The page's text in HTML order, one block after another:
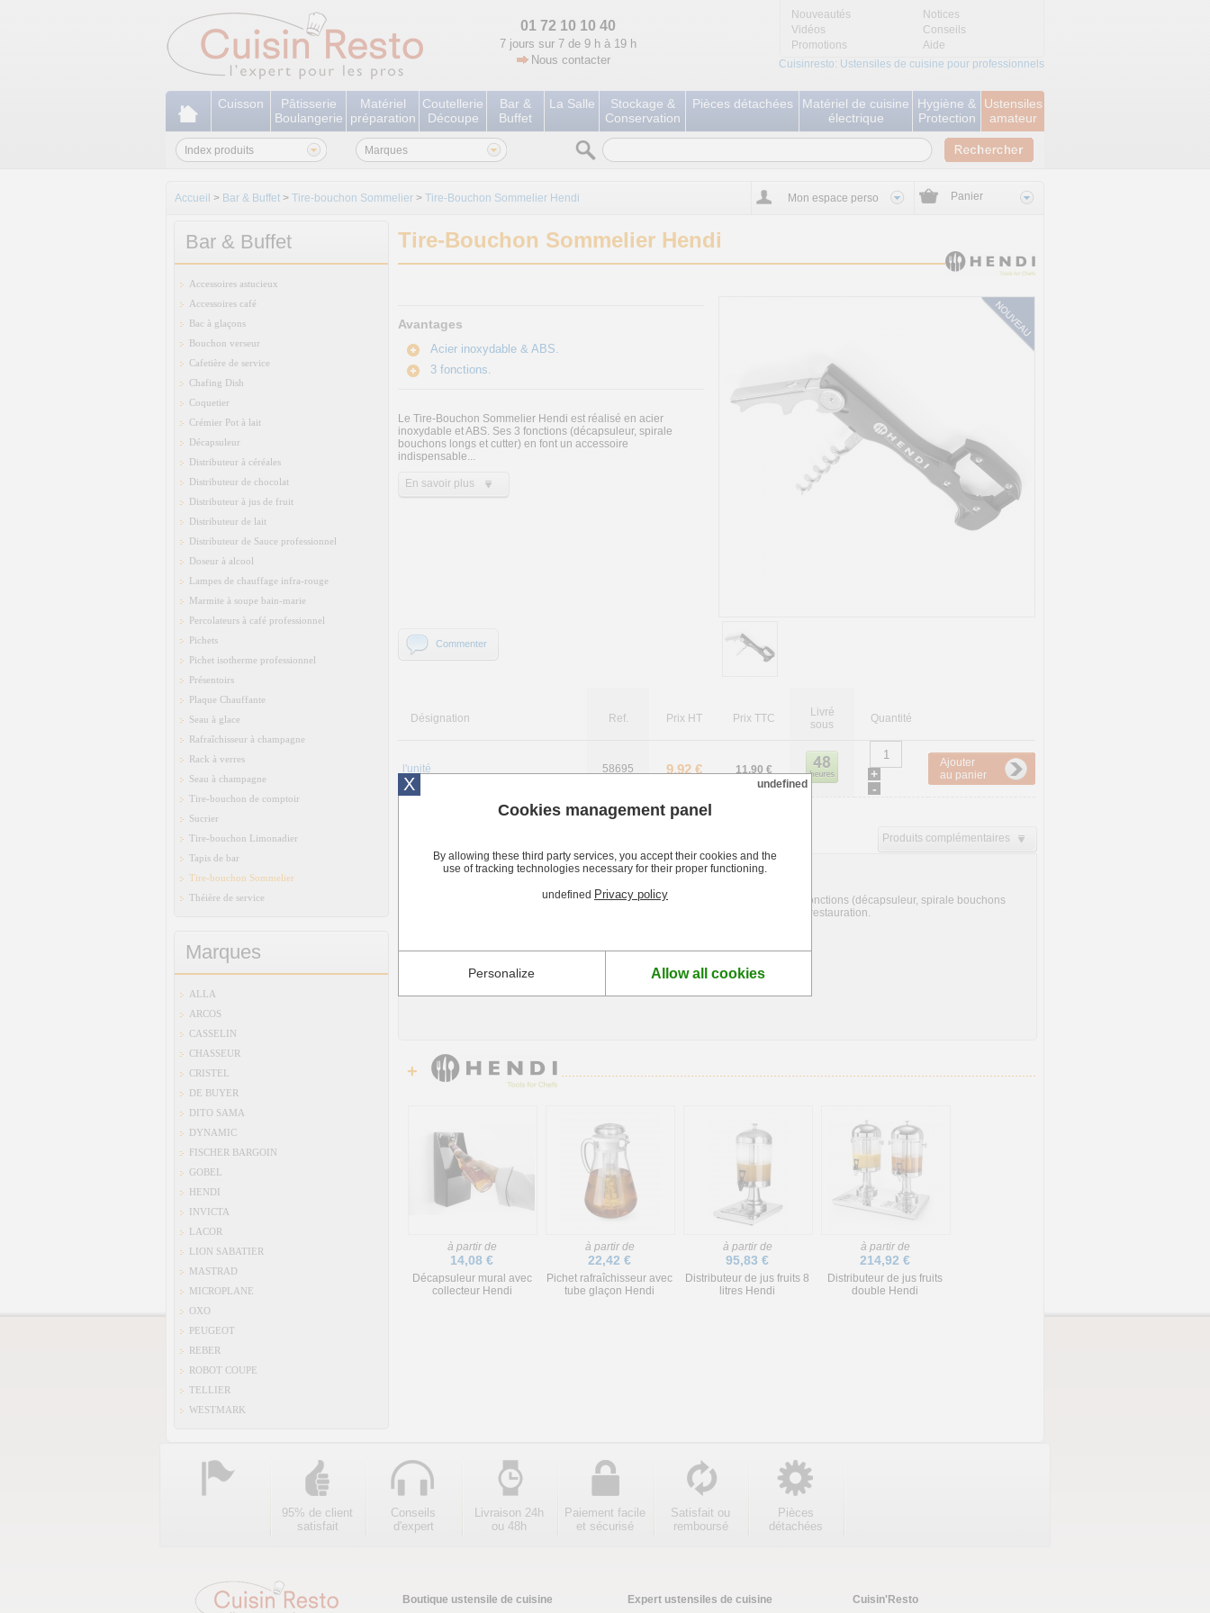
01 72 10 10 40
7 jours sur 7 de 9 h à 19 h
Nous contacter
Nouveautés
Notices
Vidéos
Conseils
Promotions
Aide
Cuisinresto: Ustensiles de cuisine pour professionnels
Cuisson
Pâtisserie
Boulangerie
Matériel
préparation
Coutellerie
Découpe
Bar &
Buffet
La Salle
Stockage &
Conservation
Pièces détachées
Matériel de cuisine
électrique
Hygiène &
Protection
Ustensiles
amateur
Marques
Index produits
Accueil > Bar & Buffet > Tire-bouchon Sommelier > Tire-Bouchon Sommelier Hendi Mon espace perso Panier
Bar & Buffet
Accessoires astucieux
Accessoires café
Bac à glaçons
Bouchon verseur
Cafetière de service
Chafing Dish
Coquetier
Crémier Pot à lait
Décapsuleur
Distributeur à céréales
Distributeur de chocolat
Distributeur à jus de fruit
Distributeur de lait
Distributeur de Sauce professionnel
Doseur à alcool
Lampes de chauffage infra-rouge
Marmite à soupe bain-marie
Percolateurs à café professionnel
Pichets
Pichet isotherme professionnel
Présentoirs
Plaque Chauffante
Seau à glace
Rafraîchisseur à champagne
Rack à verres
Seau à champagne
Tire-bouchon de comptoir
Sucrier
Tire-bouchon Limonadier
Tapis de bar
Tire-bouchon Sommelier
Théière de service
Marques
ALLA
ARCOS
CASSELIN
CHASSEUR
CRISTEL
DE BUYER
DITO SAMA
DYNAMIC
FISCHER BARGOIN
GOBEL
HENDI
INVICTA
LACOR
LION SABATIER
MASTRAD
MICROPLANE
OXO
PEUGEOT
REBER
ROBOT COUPE
TELLIER
WESTMARK
Tire-Bouchon Sommelier Hendi
Avantages
Acier inoxydable & ABS.
3 fonctions.
Le Tire-Bouchon Sommelier Hendi est réalisé en acier
inoxydable et ABS. Ses 3 fonctions (décapsuleur, spirale
bouchons longs et cutter) en font un accessoire
indispensable...
En savoir plus
Commenter
Désignation Ref. Prix HT Prix TTC
Livré
sous
Quantité
l'unité 58695 9,92 € 11,90 €
+
-
Ajouter
au panier
Produits complémentaires
Le Tire-Bouchon Sommelier Hendi est réalisé en acier inoxydable et ABS. Ses 3 fonctions (décapsuleur, spirale bouchons
longs et cutter) en font un accessoire indispensable pour les professionnels de la restauration.
- 3 fonctions : décapsuleur, spirale bouchons long, coupe capsule.
+
à partir de
14,08 €
Décapsuleur mural avec
collecteur Hendi
à partir de
22,42 €
Pichet rafraîchisseur avec
tube glaçon Hendi
à partir de
95,83 €
Distributeur de jus fruits 8
litres Hendi
à partir de
214,92 €
Distributeur de jus fruits
double Hendi
95% de client
satisfait
Conseils
d'expert
Livraison 24h
ou 48h
Paiement facile
et sécurisé
Satisfait ou
remboursé
Pièces
détachées
Boutique ustensile de cuisine Expert ustensiles de cuisine Cuisin'Resto
X undefined
Cookies management panel
By allowing these third party services, you accept their cookies and the
use of tracking technologies necessary for their proper functioning.
undefined Privacy policy
Personalize Allow all cookies